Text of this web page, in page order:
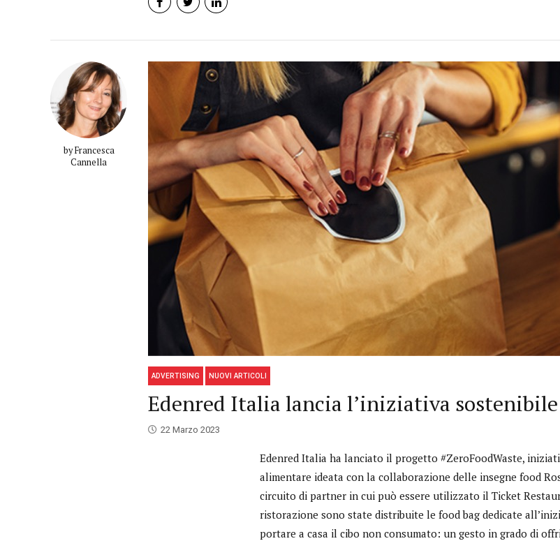
by Francesca
Cannella
ADVERTISING NUOVI ARTICOLI
Edenred Italia lancia l’iniziativa sostenibile
22 Marzo 2023
Edenred Italia ha lanciato il progetto #ZeroFoodWaste,
alimentare ideata con la collaborazione delle insegne food
circuito di partner in cui può essere utilizzato il Ticket
ristorazione sono state distribuite le food bag dedicate
portare a casa il cibo non consumato: un gesto in grado di